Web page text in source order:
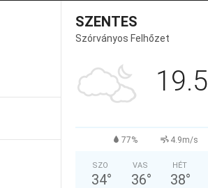
SZENTES
Szórványos Felhőzet
19.5
77% 4.9m/s
SZO
34°
VAS
36°
HÉT
38°